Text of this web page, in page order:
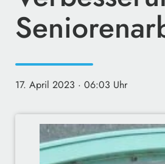
17. April 2023 · 06:03 Uhr